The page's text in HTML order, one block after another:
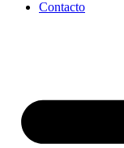
Contacto